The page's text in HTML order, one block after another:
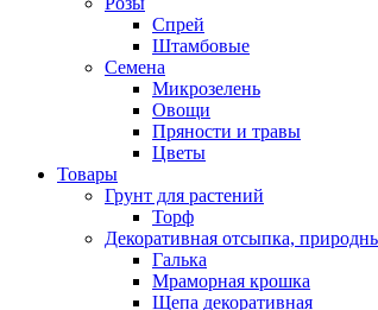
Спрей
Штамбовые
Семена
Микрозелень
Овощи
Пряности и травы
Цветы
Товары
Грунт для растений
Торф
Декоративная отсыпка,
Галька
Мраморная крошка
Щепа декоративная